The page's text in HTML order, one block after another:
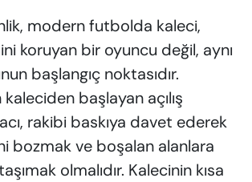
modern futbolda kaleci,
koruyan bir oyuncu değil, aynı
başlangıç noktasıdır.
başlayan açılış
rakibi baskıya davet ederek
bozmak ve boşalan alanlara
olmalıdır. Kalecinin kısa